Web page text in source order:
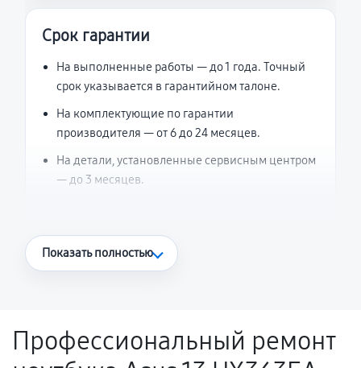
Срок гарантии
На выполненные работы — до 1 года. Точный
срок указывается в гарантийном талоне.
На комплектующие по гарантии
производителя — от 6 до 24 месяцев.
На детали, установленные сервисным центром
— до 3 месяцев.
Что считается гарантийным случаем
Поломка установленной детали при
нормальной эксплуатации в течение
Показать полностью
Профессиональный ремонт